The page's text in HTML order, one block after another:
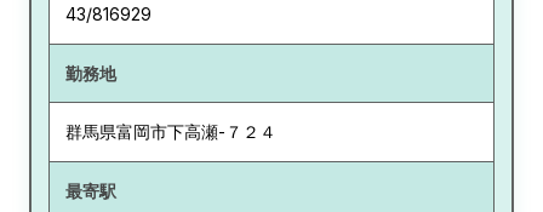
43/816929
勤務地
群馬県富岡市下高瀬-７２４
最寄駅